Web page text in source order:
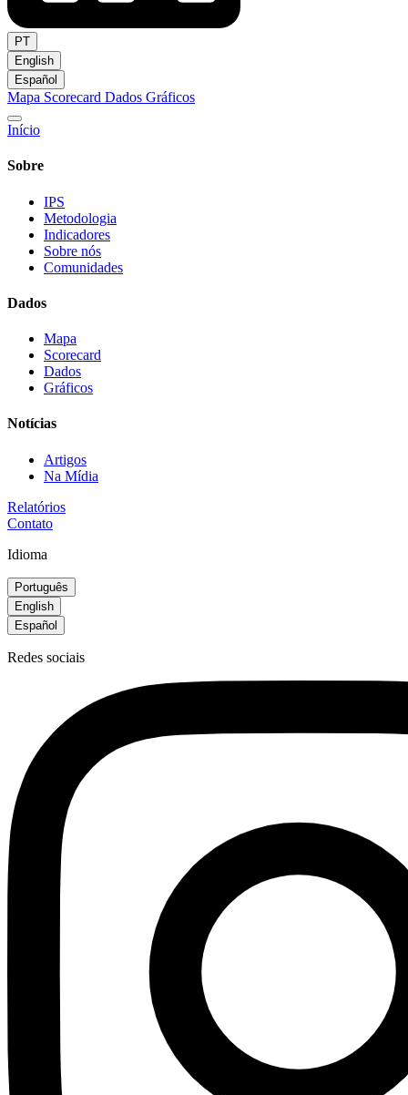
PT
English
Español
Mapa Scorecard Dados Gráficos
Início
Sobre
IPS
Metodologia
Indicadores
Sobre nós
Comunidades
Dados
Mapa
Scorecard
Dados
Gráficos
Notícias
Artigos
Na Mídia
Relatórios
Contato
Idioma
Português
English
Español
Redes sociais